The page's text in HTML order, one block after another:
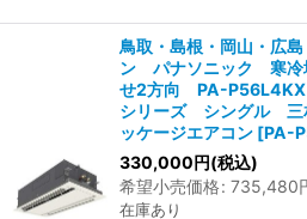
鳥取・島根・岡山・広
ン パナソニック 寒冷
せ2方向 PA-
シリーズ シングル
ッケージエアコン [PA-
330,000円(税込)
希望小売価格: 735,480
在庫あり